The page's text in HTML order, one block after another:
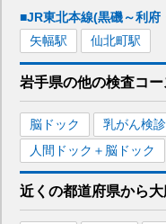
■JR東北本線(黒磯～利府
矢幅駅 仙北町駅
岩手県の他の検査コ
脳ドック 乳がん検診
人間ドック＋脳ドック
近くの都道府県から